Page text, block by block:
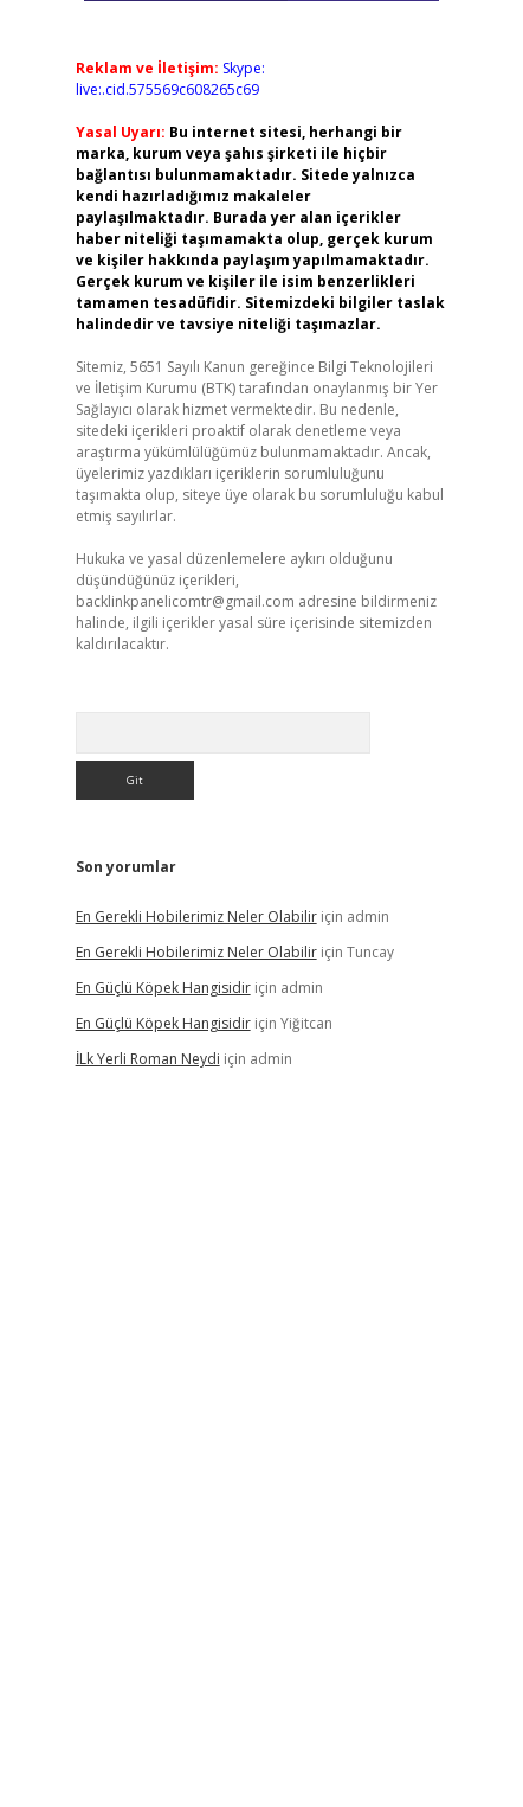
Reklam ve İletişim: Skype:
live:.cid.575569c608265c69
Yasal Uyarı: Bu internet sitesi, herhangi bir
marka, kurum veya şahıs şirketi ile hiçbir
bağlantısı bulunmamaktadır. Sitede yalnızca
kendi hazırladığımız makaleler
paylaşılmaktadır. Burada yer alan içerikler
haber niteliği taşımamakta olup, gerçek kurum
ve kişiler hakkında paylaşım yapılmamaktadır.
Gerçek kurum ve kişiler ile isim benzerlikleri
tamamen tesadüfidir. Sitemizdeki bilgiler taslak
halindedir ve tavsiye niteliği taşımazlar.
Sitemiz, 5651 Sayılı Kanun gereğince Bilgi Teknolojileri
ve İletişim Kurumu (BTK) tarafından onaylanmış bir Yer
Sağlayıcı olarak hizmet vermektedir. Bu nedenle,
sitedeki içerikleri proaktif olarak denetleme veya
araştırma yükümlülüğümüz bulunmamaktadır. Ancak,
üyelerimiz yazdıkları içeriklerin sorumluluğunu
taşımakta olup, siteye üye olarak bu sorumluluğu kabul
etmiş sayılırlar.
Hukuka ve yasal düzenlemelere aykırı olduğunu
düşündüğünüz içerikleri,
backlinkpanelicomtr@gmail.com adresine bildirmeniz
halinde, ilgili içerikler yasal süre içerisinde sitemizden
kaldırılacaktır.
Son yorumlar
En Gerekli Hobilerimiz Neler Olabiliriçin admin
En Gerekli Hobilerimiz Neler Olabiliriçin Tuncay
En Güçlü Köpek Hangisidiriçin admin
En Güçlü Köpek Hangisidiriçin Yiğitcan
İLk Yerli Roman Neydi için admin